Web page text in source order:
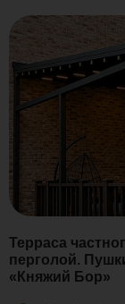
Терраса
перголой.
«Княжий Бор»